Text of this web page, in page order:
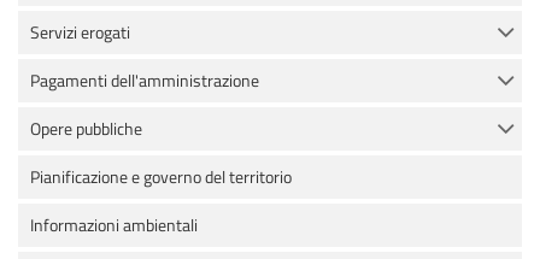
Servizi erogati
Pagamenti dell'amministrazione
Opere pubbliche
Pianificazione e governo del territorio
Informazioni ambientali